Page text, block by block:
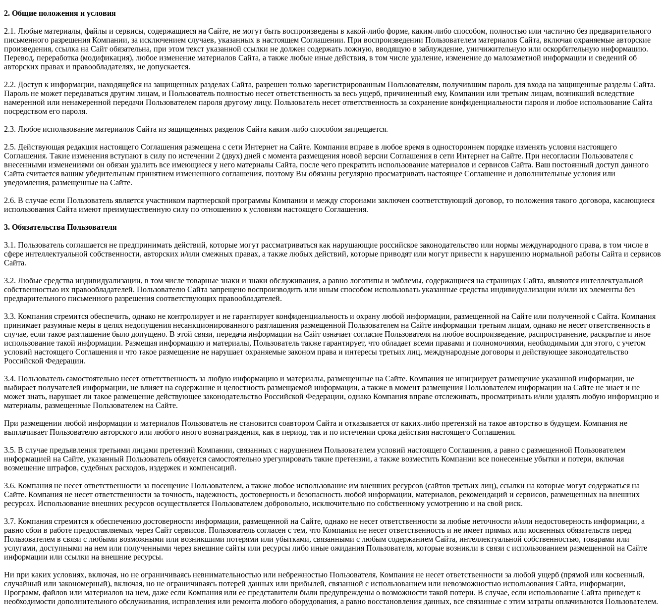
2. Общие положения и условия
2.1. Любые материалы, файлы и сервисы, содержащиеся на Сайте, не могут быть воспроизведены в какой-либо форме, каким-либо способом, полностью или частично без предварительного
письменного разрешения Компании, за исключением случаев, указанных в настоящем Соглашении. При воспроизведении Пользователем материалов Сайта, включая охраняемые авторские
произведения, ссылка на Сайт обязательна, при этом текст указанной ссылки не должен содержать ложную, вводящую в заблуждение, уничижительную или оскорбительную информацию.
Перевод, переработка (модификация), любое изменение материалов Сайта, а также любые иные действия, в том числе удаление, изменение до малозаметной информации и сведений об
авторских правах и правообладателях, не допускается.
2.2. Доступ к информации, находящейся на защищенных разделах Сайта, разрешен только зарегистрированным Пользователям, получившим пароль для входа на защищенные разделы Сайта.
Пароль не может передаваться другим лицам, и Пользователь полностью несет ответственность за весь ущерб, причиненный ему, Компании или третьим лицам, возникший вследствие
намеренной или ненамеренной передачи Пользователем пароля другому лицу. Пользователь несет ответственность за сохранение конфиденциальности пароля и любое использование Сайта
посредством его пароля.
2.3. Любое использование материалов Сайта из защищенных разделов Сайта каким-либо способом запрещается.
2.5. Действующая редакция настоящего Соглашения размещена с сети Интернет на Сайте. Компания вправе в любое время в одностороннем порядке изменять условия настоящего
Соглашения. Такие изменения вступают в силу по истечении 2 (двух) дней с момента размещения новой версии Соглашения в сети Интернет на Сайте. При несогласии Пользователя с
внесенными изменениями он обязан удалить все имеющиеся у него материалы Сайта, после чего прекратить использование материалов и сервисов Сайта. Ваш постоянный доступ данного
Сайта считается вашим убедительным принятием измененного соглашения, поэтому Вы обязаны регулярно просматривать настоящее Соглашение и дополнительные условия или
уведомления, размещенные на Сайте.
2.6. В случае если Пользователь является участником партнерской программы Компании и между сторонами заключен соответствующий договор, то положения такого договора, касающиеся
использования Сайта имеют преимущественную силу по отношению к условиям настоящего Соглашения.
3. Обязательства Пользователя
3.1. Пользователь соглашается не предпринимать действий, которые могут рассматриваться как нарушающие российское законодательство или нормы международного права, в том числе в
сфере интеллектуальной собственности, авторских и/или смежных правах, а также любых действий, которые приводят или могут привести к нарушению нормальной работы Сайта и сервисов
Сайта.
3.2. Любые средства индивидуализации, в том числе товарные знаки и знаки обслуживания, а равно логотипы и эмблемы, содержащиеся на страницах Сайта, являются интеллектуальной
собственностью их правообладателей. Пользователю Сайта запрещено воспроизводить или иным способом использовать указанные средства индивидуализации и/или их элементы без
предварительного письменного разрешения соответствующих правообладателей.
3.3. Компания стремится обеспечить, однако не контролирует и не гарантирует конфиденциальность и охрану любой информации, размещенной на Сайте или полученной с Сайта. Компания
принимает разумные меры в целях недопущения несанкционированного разглашения размещенной Пользователем на Сайте информации третьим лицам, однако не несет ответственность в
случае, если такое разглашение было допущено. В этой связи, передача информации на Сайт означает согласие Пользователя на любое воспроизведение, распространение, раскрытие и иное
использование такой информации. Размещая информацию и материалы, Пользователь также гарантирует, что обладает всеми правами и полномочиями, необходимыми для этого, с учетом
условий настоящего Соглашения и что такое размещение не нарушает охраняемые законом права и интересы третьих лиц, международные договоры и действующее законодательство
Российской Федерации.
3.4. Пользователь самостоятельно несет ответственность за любую информацию и материалы, размещенные на Сайте. Компания не инициирует размещение указанной информации, не
выбирает получателей информации, не влияет на содержание и целостность размещаемой информации, а также в момент размещения Пользователем информации на Сайте не знает и не
может знать, нарушает ли такое размещение действующее законодательство Российской Федерации, однако Компания вправе отслеживать, просматривать и/или удалять любую информацию и
материалы, размещенные Пользователем на Сайте.
При размещении любой информации и материалов Пользователь не становится соавтором Сайта и отказывается от каких-либо претензий на такое авторство в будущем. Компания не
выплачивает Пользователю авторского или любого иного вознаграждения, как в период, так и по истечении срока действия настоящего Соглашения.
3.5. В случае предъявления третьими лицами претензий Компании, связанных с нарушением Пользователем условий настоящего Соглашения, а равно с размещенной Пользователем
информацией на Сайте, указанный Пользователь обязуется самостоятельно урегулировать такие претензии, а также возместить Компании все понесенные убытки и потери, включая
возмещение штрафов, судебных расходов, издержек и компенсаций.
3.6. Компания не несет ответственности за посещение Пользователем, а также любое использование им внешних ресурсов (сайтов третьих лиц), ссылки на которые могут содержаться на
Сайте. Компания не несет ответственности за точность, надежность, достоверность и безопасность любой информации, материалов, рекомендаций и сервисов, размещенных на внешних
ресурсах. Использование внешних ресурсов осуществляется Пользователем добровольно, исключительно по собственному усмотрению и на свой риск.
3.7. Компания стремится к обеспечению достоверности информации, размещенной на Сайте, однако не несет ответственности за любые неточности и/или недостоверность информации, а
равно сбои в работе предоставляемых через Сайт сервисов. Пользователь согласен с тем, что Компания не несет ответственность и не имеет прямых или косвенных обязательств перед
Пользователем в связи с любыми возможными или возникшими потерями или убытками, связанными с любым содержанием Сайта, интеллектуальной собственностью, товарами или
услугами, доступными на нем или полученными через внешние сайты или ресурсы либо иные ожидания Пользователя, которые возникли в связи с использованием размещенной на Сайте
информации или ссылки на внешние ресурсы.
Ни при каких условиях, включая, но не ограничиваясь невнимательностью или небрежностью Пользователя, Компания не несет ответственности за любой ущерб (прямой или косвенный,
случайный или закономерный), включая, но не ограничиваясь потерей данных или прибылей, связанной с использованием или невозможностью использования Сайта, информации,
Программ, файлов или материалов на нем, даже если Компания или ее представители были предупреждены о возможности такой потери. В случае, если использование Сайта приведет к
необходимости дополнительного обслуживания, исправления или ремонта любого оборудования, а равно восстановления данных, все связанные с этим затраты оплачиваются Пользователем.